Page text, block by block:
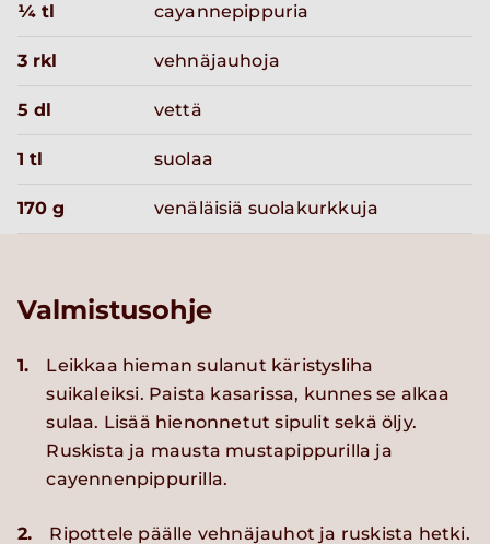
¼ tl cayannepippuria
3 rkl vehnäjauhoja
5 dl vettä
1 tl suolaa
170 g venäläisiä suolakurkkuja
Valmistusohje
1.
Leikkaa hieman sulanut käristysliha
suikaleiksi. Paista kasarissa, kunnes se alkaa
sulaa. Lisää hienonnetut sipulit sekä öljy.
Ruskista ja mausta mustapippurilla ja
cayennenpippurilla.
2.
Ripottele päälle vehnäjauhot ja ruskista hetki.